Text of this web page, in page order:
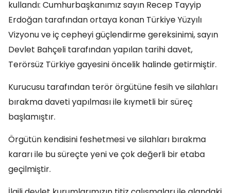
kullandı: Cumhurbaşkanımız sayın Recep Tayyip
Erdoğan tarafından ortaya konan Türkiye Yüzyılı
Vizyonu ve iç cepheyi güçlendirme gereksinimi, sayın
Devlet Bahçeli tarafından yapılan tarihi davet,
Terörsüz Türkiye gayesini öncelik halinde getirmiştir.
Kurucusu tarafından terör örgütüne fesih ve silahları
bırakma daveti yapılması ile kıymetli bir süreç
başlamıştır.
Örgütün kendisini feshetmesi ve silahları bırakma
kararı ile bu süreçte yeni ve çok değerli bir etaba
geçilmiştir.